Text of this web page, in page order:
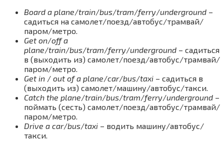
Board a plane/train/bus/tram/ferry/underground –
садиться на самолет/поезд/автобус/трамвай/
паром/метро.
Get on/off a
plane/train/bus/tram/ferry/underground – садиться
в (выходить из) самолет/поезд/автобус/трамвай/
паром/метро.
Get in / out of a plane/car/bus/taxi – садиться в
(выходить из) самолет/машину/автобус/такси.
Catch the plane/train/bus/tram/ferry/underground –
поймать (сесть) самолет/поезд/автобус/трамвай/
паром/метро.
Drive a car/bus/taxi – водить машину/автобус/
такси.